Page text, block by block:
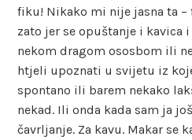
fiku! Nikako mi nije jasna ta –
zato jer se opuštanje i kavica
nekom dragom ososbom ili
htjeli upoznati u svijetu iz
spontano ili barem nekako
nekad. Ili onda kada sam ja
čavrljanje. Za kavu. Makar se